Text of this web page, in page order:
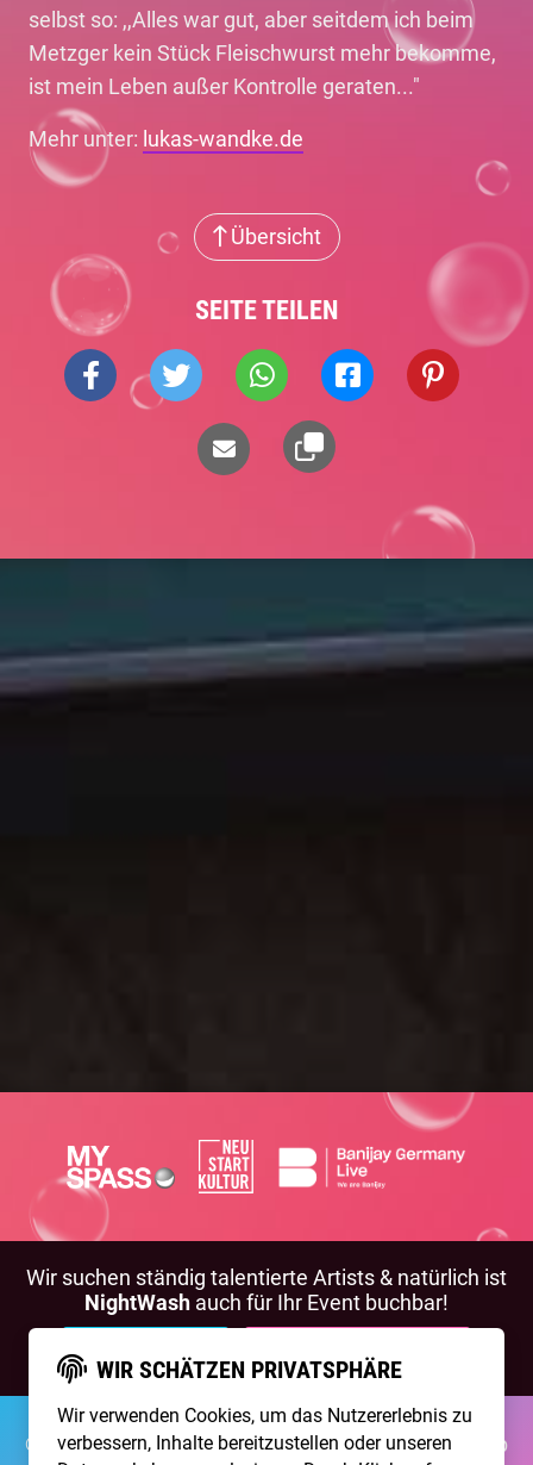
selbst so: ,,Alles war gut, aber seitdem ich beim
Metzger kein Stück Fleischwurst mehr bekomme,
ist mein Leben außer Kontrolle geraten..."
Mehr unter: lukas-wandke.de
Übersicht
SEITE TEILEN
Wir suchen ständig talentierte Artists & natürlich ist
NightWash auch für Ihr Event buchbar!
©2026 Brainpool LiveÜber UnsKontaktMembership
WIR SCHÄTZEN PRIVATSPHÄRE
Wir verwenden Cookies, um das Nutzererlebnis zu
verbessern, Inhalte bereitzustellen oder unseren